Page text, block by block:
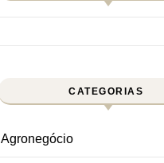
CATEGORIAS
Agronegócio